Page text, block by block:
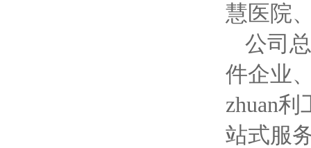
慧医院
公司
件企业
zhuan
站式服